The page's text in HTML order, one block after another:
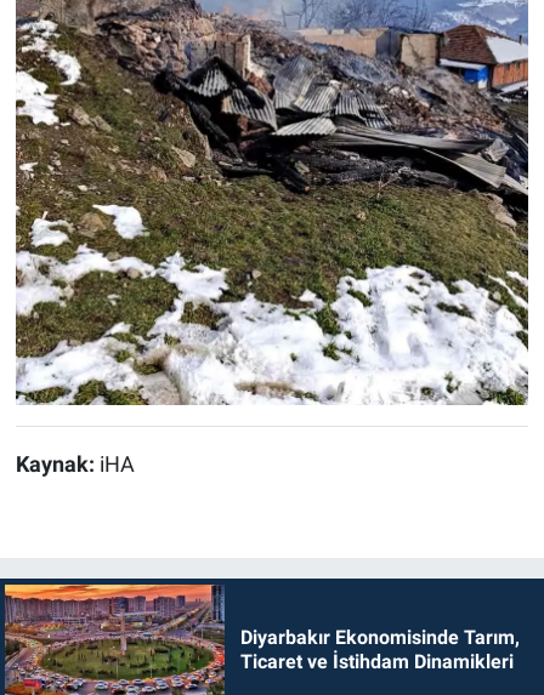
Kaynak: iHA
Diyarbakır Ekonomisinde Tarım,
Ticaret ve İstihdam Dinamikleri